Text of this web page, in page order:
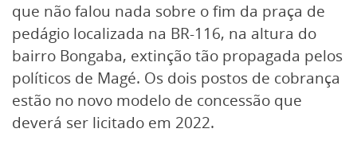
que não falou nada sobre o fim da praça de
pedágio localizada na BR-116, na altura do
bairro Bongaba, extinção tão propagada pelos
políticos de Magé. Os dois postos de cobrança
estão no novo modelo de concessão que
deverá ser licitado em 2022.